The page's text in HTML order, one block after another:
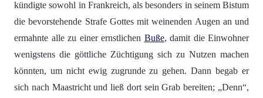
kündigte sowohl in Frankreich, als besonders in seinem Bistum
die bevorstehende Strafe Gottes mit weinenden Augen an und
ermahnte alle zu einer ernstlichen Buße, damit die Einwohner
wenigstens die göttliche Züchtigung sich zu Nutzen machen
könnten, um nicht ewig zugrunde zu gehen. Dann begab er
sich nach Maastricht und ließ dort sein Grab bereiten; „Denn“,